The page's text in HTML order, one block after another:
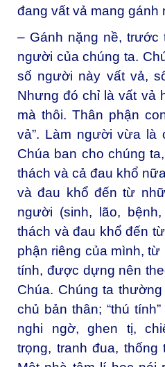
đang vất vả mang gánh
– Gánh nặng nề, trước
người của chúng ta.
số người này vất vả,
Nhưng đó chỉ là vất vả
mà thôi. Thân phận
vả”. Làm người vừa là
Chúa ban cho chúng
thách và cả đau khổ
và đau khổ đến từ
người (sinh, lão,
thách và đau khổ đến
phận riêng của mình,
tính, được dựng nên
Chúa. Chúng ta thường
chủ bản thân; “thú
nghi ngờ, ghen tị,
trọng, tranh đua,